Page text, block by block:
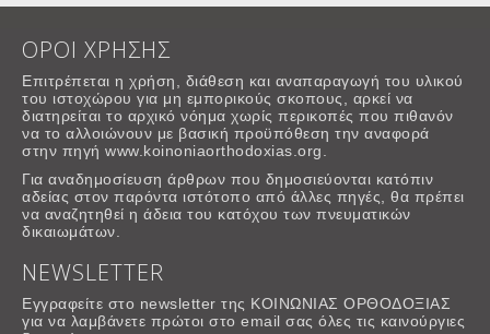
ΟΡΟΙ ΧΡΗΣΗΣ
Επιτρέπεται η χρήση, διάθεση και αναπαραγωγή του υλικού
του ιστοχώρου για μη εμπορικούς σκοπους, αρκεί να
διατηρείται το αρχικό νόημα χωρίς περικοπές που πιθανόν
να το αλλοιώνουν με βασική προϋπόθεση την αναφορά
στην πηγή www.koinoniaorthodoxias.org.
Για αναδημοσίευση άρθρων που δημοσιεύονται κατόπιν
αδείας στον παρόντα ιστότοπο από άλλες πηγές, θα πρέπει
να αναζητηθεί η άδεια του κατόχου των πνευματικών
δικαιωμάτων.
NEWSLETTER
Εγγραφείτε στο newsletter της ΚΟΙΝΩΝΙΑΣ ΟΡΘΟΔΟΞΙΑΣ
για να λαμβάνετε πρώτοι στο email σας όλες τις καινούργιες